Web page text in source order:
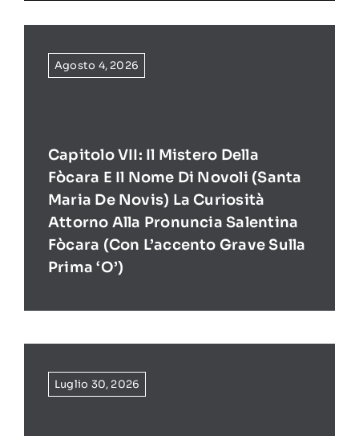
Agosto 4, 2026
Capitolo VII: Il Mistero Della
Fòcara E Il Nome Di Novoli (Santa
Maria De Novis) La Curiosità
Attorno Alla Pronuncia Salentina
Fòcara (con L’accento Grave Sulla
Prima ‘O’)
Luglio 30, 2026